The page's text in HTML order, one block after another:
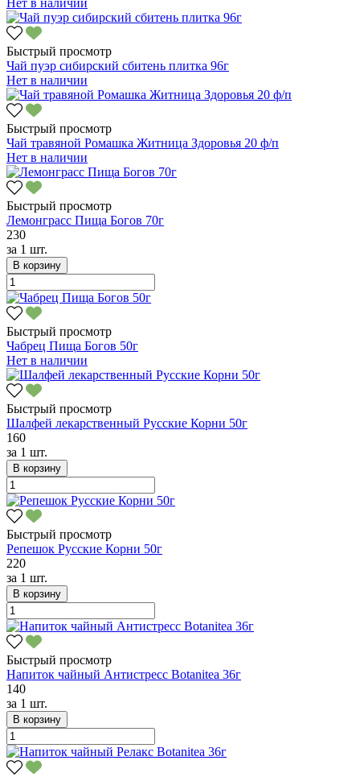
Быстрый просмотр
Чай пуэр сибирский сбитень плитка 96г
Нет в наличии
Быстрый просмотр
Чай травяной Ромашка Житница Здоровья 20 ф/п
Нет в наличии
Быстрый просмотр
Лемонграсс Пища Богов 70г
230
за 1 шт.
В корзину
Быстрый просмотр
Чабрец Пища Богов 50г
Нет в наличии
Быстрый просмотр
Шалфей лекарственный Русские Корни 50г
160
за 1 шт.
В корзину
Быстрый просмотр
Репешок Русские Корни 50г
220
за 1 шт.
В корзину
Быстрый просмотр
Напиток чайный Антистресс Botanitea 36г
140
за 1 шт.
В корзину